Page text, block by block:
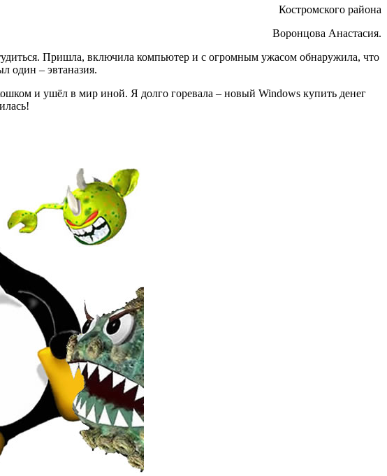
Костромского района
Воронцова Анастасия.
Пришла, включила компьютер и с огромным ужасом обнаружила, что
один – эвтаназия.
и ушёл в мир иной. Я долго горевала – новый Windows купить денег